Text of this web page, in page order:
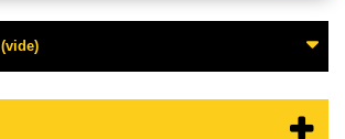
(vide)